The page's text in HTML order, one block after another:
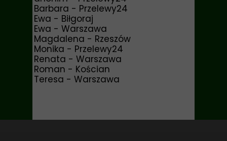
Barbara - Przelewy24
Ewa - Biłgoraj
Ewa - Warszawa
Magdalena - Rzeszów
Monika - Przelewy24
Renata - Warszawa
Roman - Kościan
Teresa - Warszawa